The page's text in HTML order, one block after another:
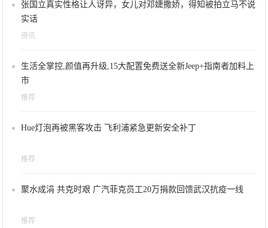
张国立真实性格让人讶异，女儿对邓婕撒娇，得知被拍立马不说
实话
资讯
生活全掌控,颜值再升级,15大配置免费送全新Jeep+指南者加料上
市
推荐
Hue灯泡再被黑客攻击 飞利浦紧急更新安全补丁
推荐
聚水成涓 共克时艰 广汽菲克员工20万捐款回馈武汉抗疫一线
推荐